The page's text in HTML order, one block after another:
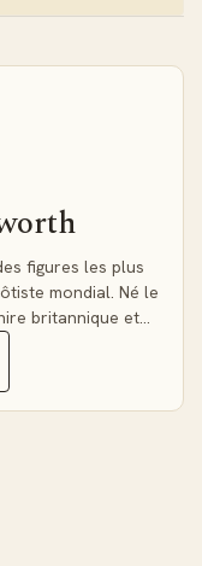
joie de voir des
auprès des autres.
figures les plus
mondial. Né le
britannique et…